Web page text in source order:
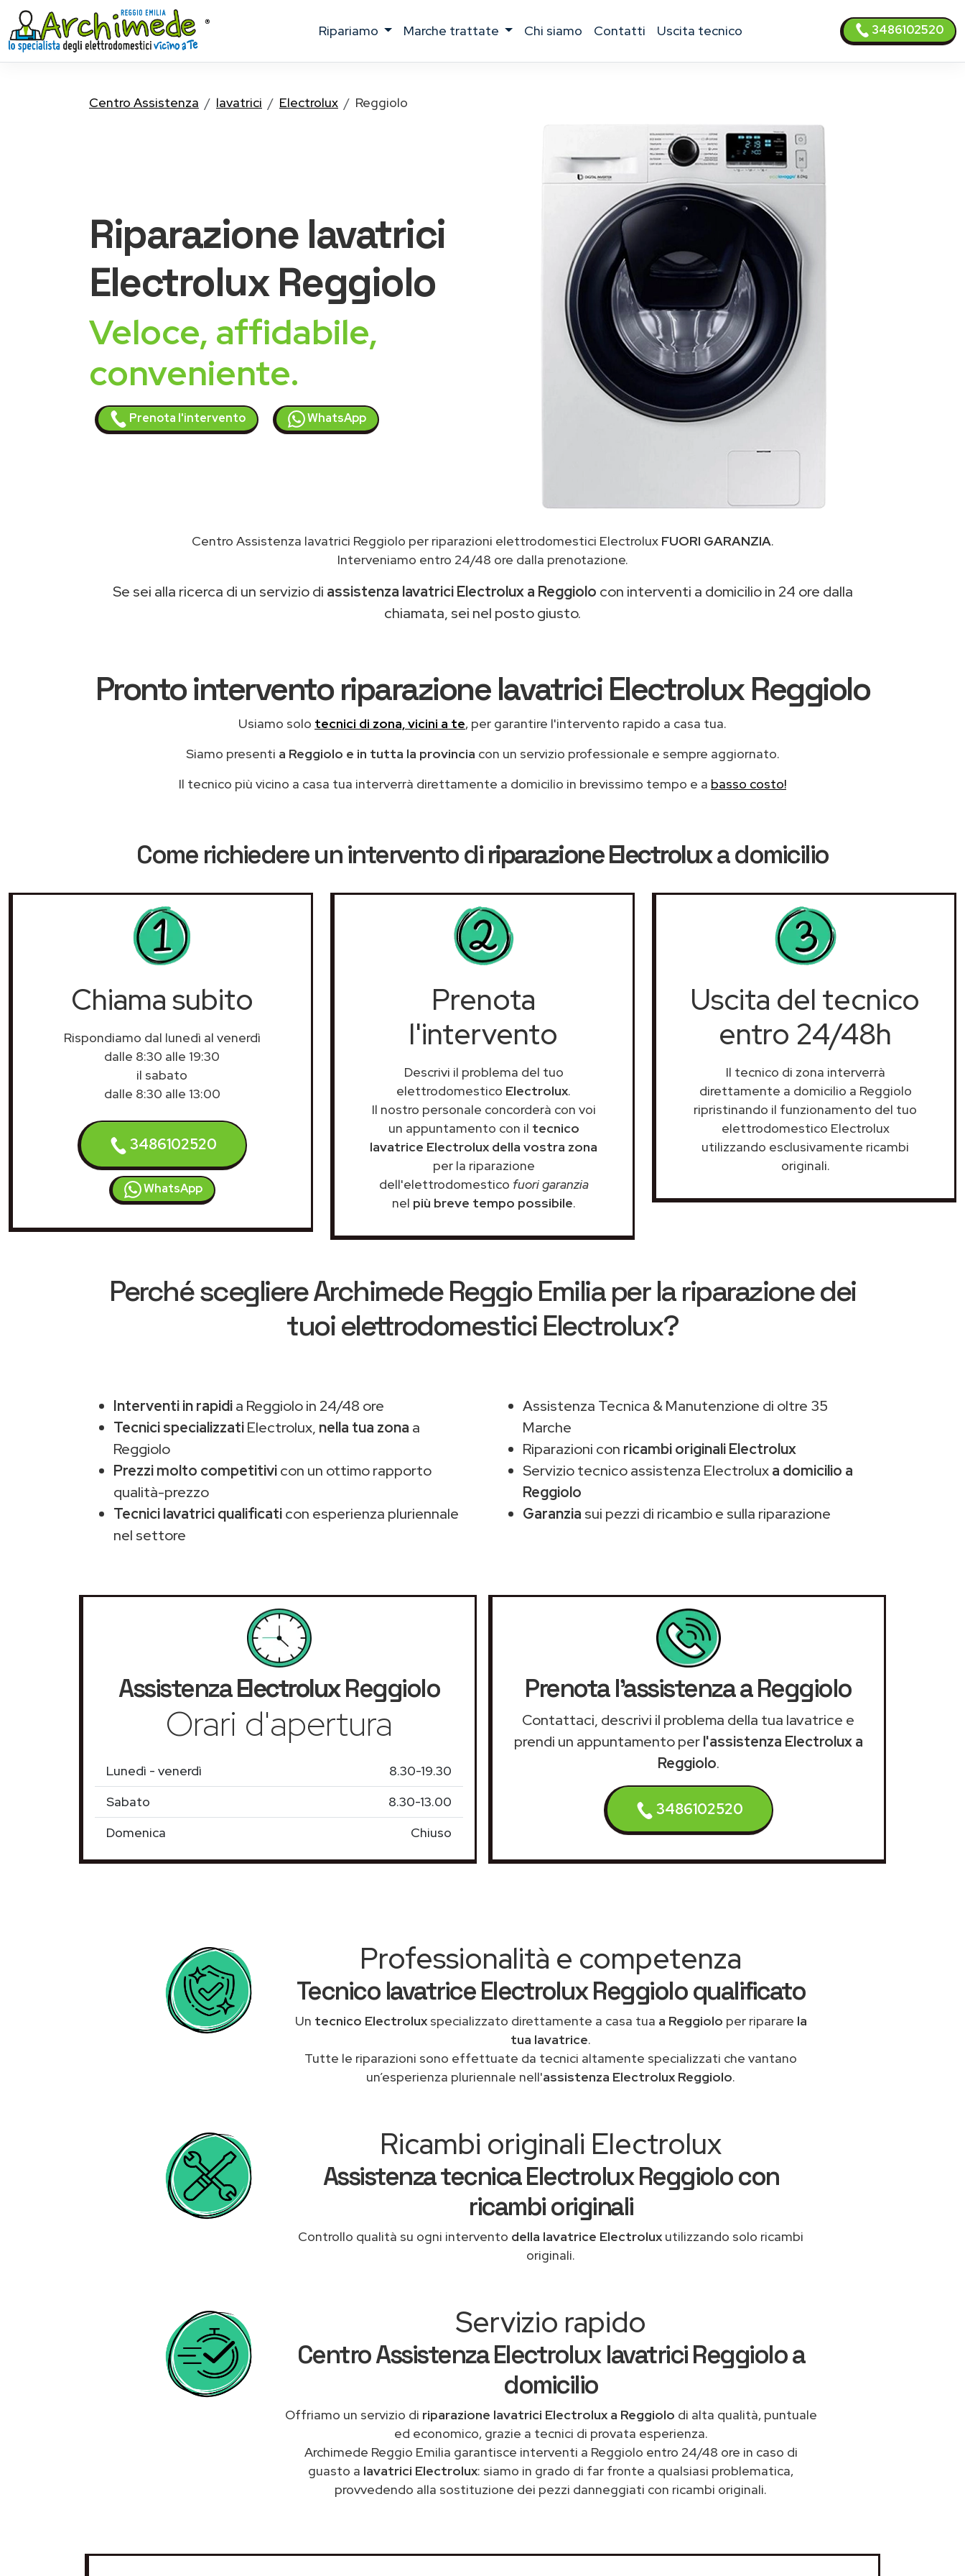
ripariamo marche trattate chi siamo contatti uscita tecnico 3486102520
Centro Assistenza lavatrici Electrolux Reggiolo
Riparazione lavatrici
ElectroluxReggiolo
Veloce, affidabile,
conveniente.
Prenota l'intervento WhatsApp
Centro Assistenza lavatrici Reggiolo per riparazioni elettrodomestici Electrolux FUORI GARANZIA.
Interveniamo entro 24/48 ore dalla prenotazione.
Se sei alla ricerca di un servizio di assistenza lavatrici Electrolux a Reggiolo con interventi a domicilio in 24 ore dalla
chiamata, sei nel posto giusto.
Pronto intervento riparazione lavatrici Electrolux Reggiolo
Usiamo solo tecnici di zona, vicini a te, per garantire l'intervento rapido a casa tua.
Siamo presenti a Reggiolo e in tutta la provincia con un servizio professionale e sempre aggiornato.
Il tecnico più vicino a casa tua interverrà direttamente a domicilio in brevissimo tempo e a basso costo!
Come richiedere un intervento diriparazione Electroluxa domicilio
Chiama subito
Rispondiamo dal lunedì al venerdì
dalle 8:30 alle 19:30
il sabato
dalle 8:30 alle 13:00
3486102520
WhatsApp
Prenota
l'intervento
Descrivi il problema del tuo
elettrodomestico Electrolux.
Il nostro personale concorderà con voi
un appuntamento con il tecnico
lavatrice Electrolux della vostra zona
per la riparazione
dell'elettrodomestico fuori garanzia
nel più breve tempo possibile.
Uscita del tecnico
entro 24/48h
Il tecnico di zona interverrà
direttamente a domicilio a Reggiolo
ripristinando il funzionamento del tuo
elettrodomestico Electrolux
utilizzando esclusivamente ricambi
originali.
Perché scegliereArchimede Reggio Emiliaper la riparazione dei
tuoi elettrodomestici Electrolux?
Interventi in rapidia Reggiolo in 24/48 ore
Tecnici specializzatiElectrolux, nella tua zona a
Reggiolo
Prezzi molto competitivicon un ottimo rapporto
qualità-prezzo
Tecnici lavatrici qualificaticon esperienza pluriennale
nel settore
Assistenza Tecnica & Manutenzione di oltre 35
Marche
Riparazioni con ricambi originali Electrolux
Servizio tecnico assistenza Electroluxa domicilio a
Reggiolo
Garanzia sui pezzi di ricambio e sulla riparazione
AssistenzaElectroluxReggiolo
Orari d'apertura
Lunedì - venerdì
8.30-19.30
Sabato
8.30-13.00
Domenica
Chiuso
Prenota l'assistenza a Reggiolo
Contattaci, descrivi il problema della tua lavatrice e
prendi un appuntamento perl'assistenza Electrolux a
Reggiolo.
3486102520
Professionalità e competenza
Tecnico lavatrice Electrolux Reggiolo qualificato
Un tecnico Electroluxspecializzato direttamente a casa tua a Reggiolo per riparare la
tua lavatrice.
Tutte le riparazioni sono effettuate da tecnici altamente specializzati che vantano
un’esperienza pluriennale nell'assistenza Electrolux Reggiolo.
Ricambi originali Electrolux
Assistenza tecnica Electrolux Reggiolo con
ricambi originali
Controllo qualità su ogni intervento della lavatrice Electrolux utilizzando solo ricambi
originali.
Servizio rapido
Centro Assistenza Electrolux lavatrici Reggiolo a
domicilio
Offriamo un servizio di riparazione lavatrici Electrolux a Reggiolo di alta qualità, puntuale
ed economico, grazie a tecnici di provata esperienza.
Archimede Reggio Emilia garantisce interventi a Reggiolo entro 24/48 ore in caso di
guasto a lavatrici Electrolux: siamo in grado di far fronte a qualsiasi problematica,
provvedendo alla sostituzione dei pezzi danneggiati con ricambi originali.